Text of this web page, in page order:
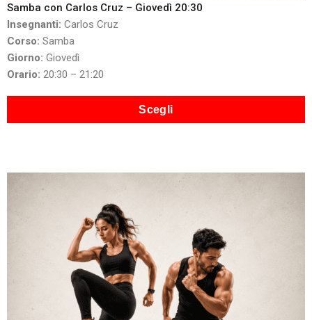
Samba con Carlos Cruz – Giovedì 20:30
Insegnanti: Carlos Cruz
Corso: Samba
Giorno: Giovedì
Orario: 20:30 – 21:20
Scegli